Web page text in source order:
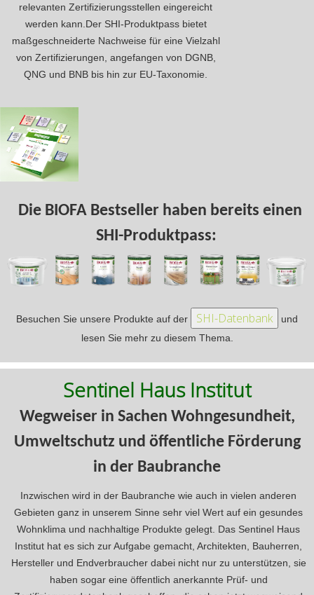
relevanten Zertifizierungsstellen eingereicht
werden kann.Der SHI-Produktpass bietet
maßgeschneiderte Nachweise für eine Vielzahl
von Zertifizierungen, angefangen von DGNB,
QNG und BNB bis hin zur EU-Taxonomie.
Die BIOFA Bestseller haben bereits einen
SHI-Produktpass:
Besuchen Sie unsere Produkte auf der
und
lesen Sie mehr zu diesem Thema.
Sentinel Haus Institut
Wegweiser in Sachen Wohngesundheit,
Umweltschutz und öffentliche Förderung
in der Baubranche
Inzwischen wird in der Baubranche wie auch in vielen anderen
Gebieten ganz in unserem Sinne sehr viel Wert auf ein gesundes
Wohnklima und nachhaltige Produkte gelegt. Das Sentinel Haus
Institut hat es sich zur Aufgabe gemacht, Architekten, Bauherren,
Hersteller und Endverbraucher dabei nicht nur zu unterstützen, sie
haben sogar eine öffentlich anerkannte Prüf- und